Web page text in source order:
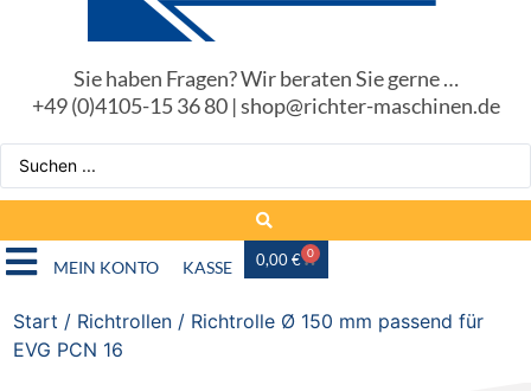
Sie haben Fragen? Wir beraten Sie gerne …
+49 (0)4105-15 36 80 | shop@richter-maschinen.de
MEIN KONTO KASSE 0,00€ 0
Start / Richtrollen / Richtrolle Ø 150 mm passend für
EVG PCN 16